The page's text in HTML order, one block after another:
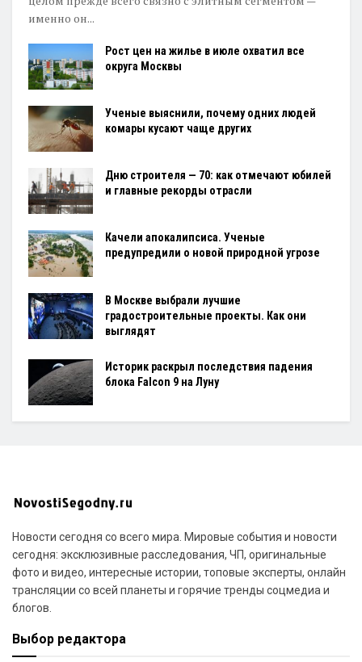
именно он...
Рост цен на жилье в июле охватил все
округа Москвы
Ученые выяснили, почему одних людей
комары кусают чаще других
Дню строителя — 70: как отмечают юбилей
и главные рекорды отрасли
Качели апокалипсиса. Ученые
предупредили о новой природной угрозе
В Москве выбрали лучшие
градостроительные проекты. Как они
выглядят
Историк раскрыл последствия падения
блока Falcon 9 на Луну
Новости сегодня со всего мира. Мировые события и новости
сегодня: эксклюзивные расследования, ЧП, оригинальные
фото и видео, интересные истории, топовые эксперты, онлайн
трансляции со всей планеты и горячие тренды соцмедиа и
блогов.
Выбор редактора